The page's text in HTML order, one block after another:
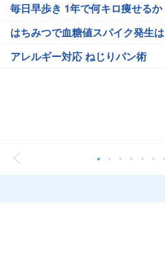
毎日早歩き 1年で何キロ痩せるか
はちみつで血糖値スパイク発生は
アレルギー対応 ねじりパン術